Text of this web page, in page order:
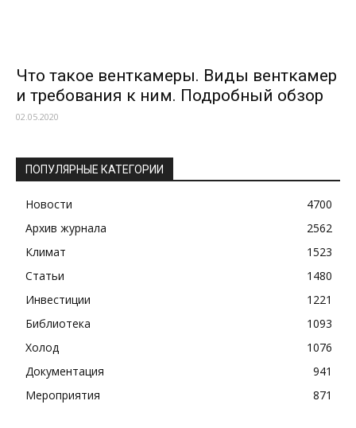
Что такое венткамеры. Виды венткамер
и требования к ним. Подробный обзор
02.05.2020
ПОПУЛЯРНЫЕ КАТЕГОРИИ
Новости
4700
Архив журнала
2562
Климат
1523
Статьи
1480
Инвестиции
1221
Библиотека
1093
Холод
1076
Документация
941
Мероприятия
871